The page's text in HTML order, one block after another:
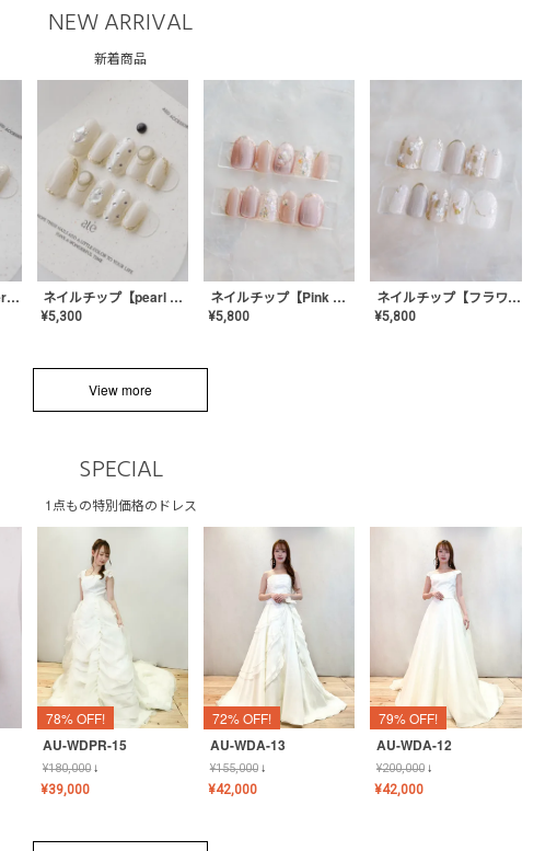
NEW ARRIVAL
新着商品
ネイルチップ【flower shell】AE-CONA-03 ネイルチップ【pearl bijou】AE-CONA-02
¥5,300
ネイルチップ【Pink Glow Nail】MK-CONA-04
¥5,800
ネイルチップ【フラワーシフォンネイル】MK-CONA-03
¥5,800
View more
SPECIAL
1点もの特別価格のドレス
78% OFF!
AU-WDPR-15
¥180,000↓
¥39,000
72% OFF!
AU-WDA-13
¥155,000↓
¥42,000
79% OFF!
AU-WDA-12
¥200,000↓
¥42,000